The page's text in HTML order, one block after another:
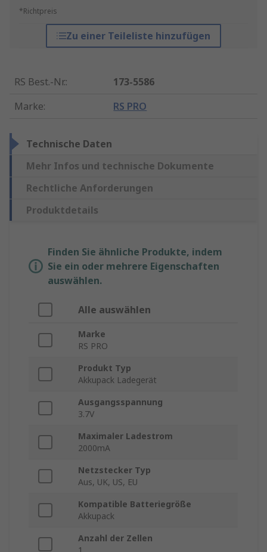
*Richtpreis
Zu einer Teileliste hinzufügen
RS Best.-Nr.:
173-5586
Marke: RS PRO
Technische Daten
Mehr Infos und technische Dokumente
Rechtliche Anforderungen
Produktdetails
Finden Sie ähnliche Produkte, indem
Sie ein oder mehrere Eigenschaften
auswählen.
Alle auswählen
Marke
RS PRO
Produkt Typ
Akkupack Ladegerät
Ausgangsspannung
3.7V
Maximaler Ladestrom
2000mA
Netzstecker Typ
Aus, UK, US, EU
Kompatible Batteriegröße
Akkupack
Anzahl der Zellen